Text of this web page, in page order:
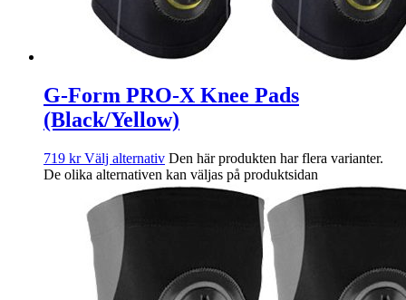
G-Form PRO-X Knee Pads
(Black/Yellow)
719 kr Välj alternativ Den här produkten har flera varianter.
De olika alternativen kan väljas på produktsidan